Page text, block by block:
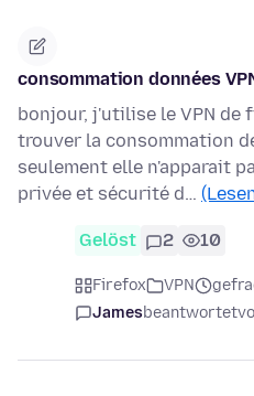
consommation données
bonjour, j'utilise le VPN de
trouver la consommation
seulement elle n'apparait
privée et sécurité d…
Gelöst 2 10
Firefox VPN
Jamesbeantwortet